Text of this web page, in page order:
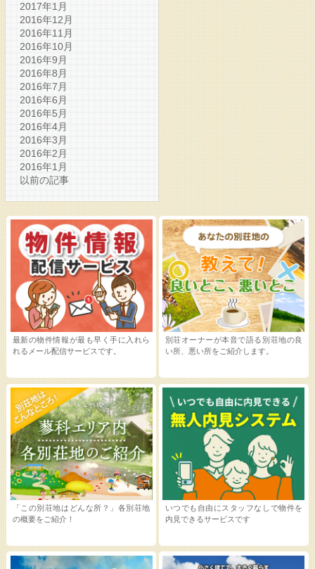
2017年1月
2016年12月
2016年11月
2016年10月
2016年9月
2016年8月
2016年7月
2016年6月
2016年5月
2016年4月
2016年3月
2016年2月
2016年1月
以前の記事
いつでも自由にスタッフなしで物件を
内見できるサービスです
最新の物件情報が最も早く手に入れら
れるメール配信サービスです。
別荘オーナーが本音で語る別荘地の良
い所、悪い所をご紹介します。
「この別荘地はどんな所？」各別荘地
の概要をご紹介！